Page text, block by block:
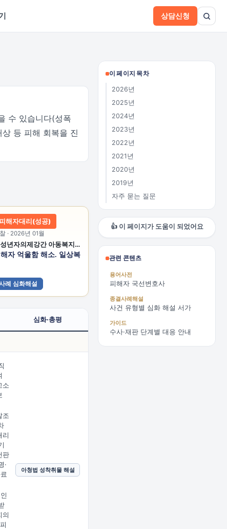
상담신청
수 있습니다(성폭
등 피해 회복을 진
해자대리(성공)
· 2026년 01월
미성년자의제강간 아동복지법위반 아청법위반(성착취물제작등)
자 억울함 해소. 일상복
례 심화해설
심화·총평
소
조
리
판
·
의
아청법 성착취물 해설
이 페이지 목차
2026년
2025년
2024년
2023년
2022년
2021년
2020년
2019년
자주 묻는 질문
👍 이 페이지가 도움이 되었어요
관련 콘텐츠
용어사전
피해자 국선변호사
종결사례해설
사건 유형별 심화 해설 서가
가이드
수사·재판 단계별 대응 안내